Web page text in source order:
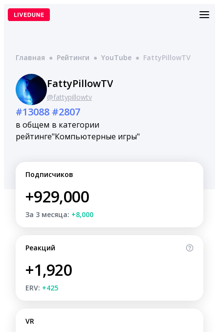
Перейти
Главная ● Рейтинги ● YouTube ● FattyPillowTV
FattyPillowTV
@fattypillowtv
#13088
в общем
рейтинге
#2807
в категории
"Компьютерные игры"
Подписчиков
+929,000
За 3 месяца: +8,000
Реакций
+1,920
ERV: +425
VR